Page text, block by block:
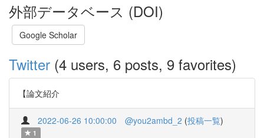
外部データベース (DOI)
Google Scholar
Twitter (4 users, 6 posts, 9 favorites)
【論文紹介
2022-06-26 10:00:00 @you2ambd_2 (投稿一覧)
1